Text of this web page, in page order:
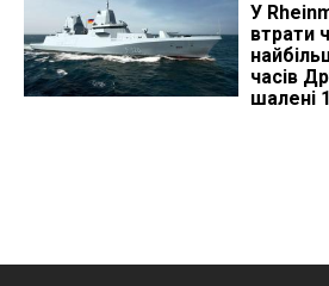
У
втрати
часів
шалені